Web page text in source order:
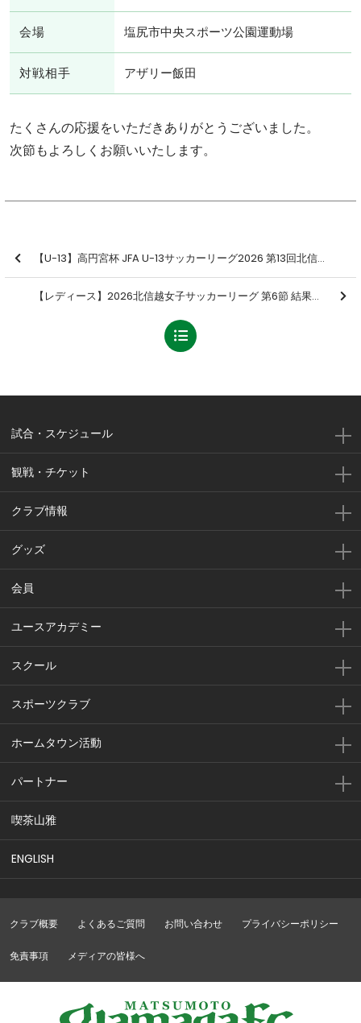
会場 塩尻市中央スポーツ公園運動場
対戦相手 アザリー飯田
たくさんの応援をいただきありがとうございました。
次節もよろしくお願いいたします。
【U-13】高円宮杯 JFA U-13サッカーリーグ2026 第13回北信越リーグ 第4節 結果のお知らせ
【レディース】2026北信越女子サッカーリーグ 第6節 結果のお知らせ
試合・スケジュール
観戦・チケット
クラブ情報
グッズ
会員
ユースアカデミー
スクール
スポーツクラブ
ホームタウン活動
パートナー
喫茶山雅
ENGLISH
クラブ概要 よくあるご質問 お問い合わせ プライバシーポリシー
免責事項 メディアの皆様へ